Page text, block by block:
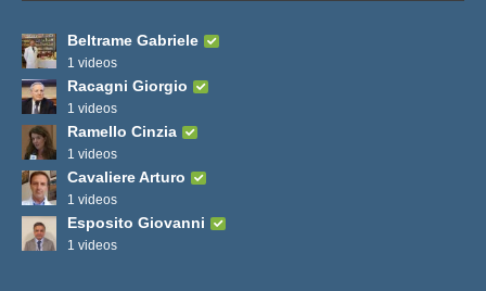
Beltrame Gabriele
1 videos
Racagni Giorgio
1 videos
Ramello Cinzia
1 videos
Cavaliere Arturo
1 videos
Esposito Giovanni
1 videos